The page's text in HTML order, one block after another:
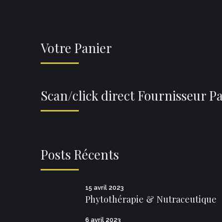
Votre Panier
Scan/click direct Fournisseur
Posts Récents
15 avril 2023
Phytothérapie & Nutraceutique
6 avril 2023